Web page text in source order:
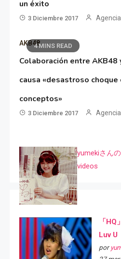
un éxito
3 Diciembre 2017
4 MINS READ
AKB48
Colaboración entre AKB48
causa «desastroso
conceptos»
3 Diciembre 2017
yumekiさん
videos
「
Luv
por